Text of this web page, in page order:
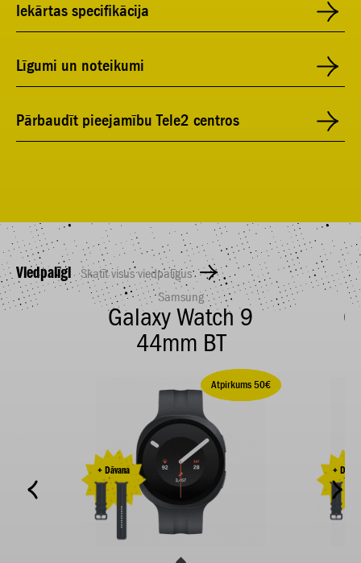
Iekārtas specifikācija
Līgumi un noteikumi
Pārbaudīt pieejamību Tele2 centros
Viedpalīgi
Skatīt visus viedpalīgus
Samsung
Galaxy Watch 9
44mm BT
Ietaupi 50,00 €
Atpirkums 50€
+ Dāvana +